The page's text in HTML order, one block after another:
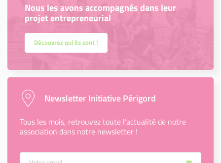
Nous les avons accompagnés dans leur
projet entrepreneurial
Découvrez qui ils sont !
Newsletter Initiative Périgord
Tous les mois, retrouvez toute l’actualité de notre
association dans notre newsletter !
Votre Email